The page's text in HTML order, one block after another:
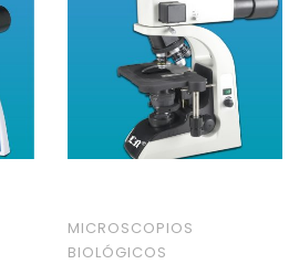
MICROSCOPIOS
BIOLÓGICOS